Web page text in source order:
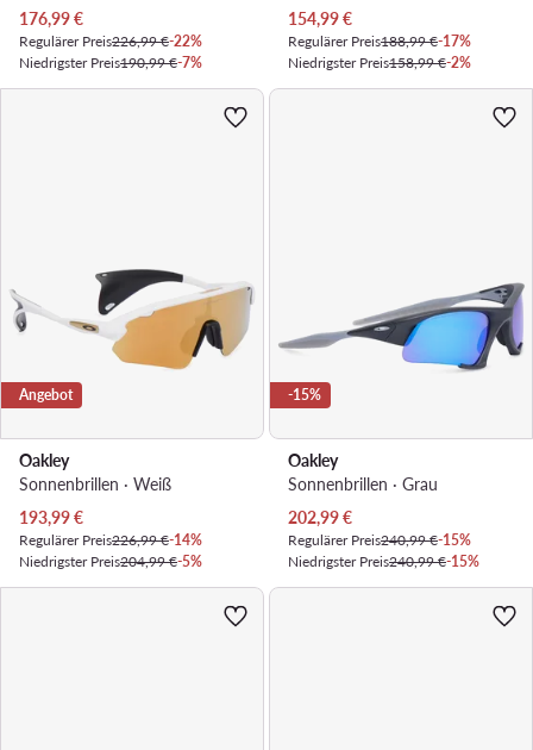
Aktueller Preis
176,99€
Regulärer Preis226,99 €-22%
Niedrigster Preis190,99 €-7%
Aktueller Preis
154,99€
Regulärer Preis188,99 €-17%
Niedrigster Preis158,99 €-2%
Angebot
Oakley
Sonnenbrillen · Weiß
Aktueller Preis
193,99€
Regulärer Preis226,99 €-14%
Niedrigster Preis204,99 €-5%
-15%
Oakley
Sonnenbrillen · Grau
Aktueller Preis
202,99€
Regulärer Preis240,99 €-15%
Niedrigster Preis240,99 €-15%